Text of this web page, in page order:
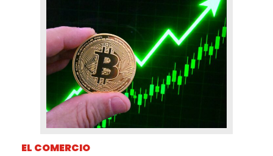
EL COMERCIO